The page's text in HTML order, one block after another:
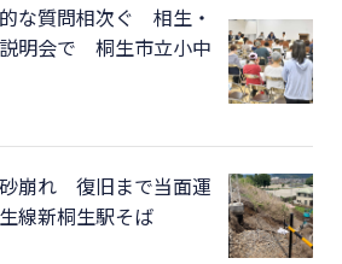
な質問相次ぐ 相生・
明会で 桐生市立小中
崩れ 復旧まで当面運
線新桐生駅そば